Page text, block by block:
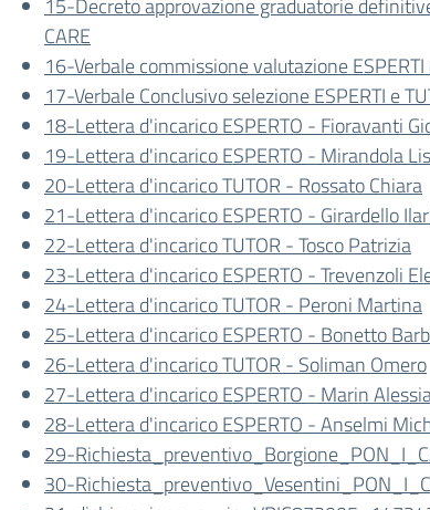
15-Decreto approvazione graduatorie
CARE
16-Verbale commissione valutazione ESPERTI
17-Verbale Conclusivo selezione ESPERTI e
18-Lettera d'incarico ESPERTO - Fioravanti
19-Lettera d'incarico ESPERTO - Mirandola
20-Lettera d'incarico TUTOR - Rossato Chiara
21-Lettera d'incarico ESPERTO - Girardello
22-Lettera d'incarico TUTOR - Tosco Patrizia
23-Lettera d'incarico ESPERTO - Trevenzoli
24-Lettera d'incarico TUTOR - Peroni Martina
25-Lettera d'incarico ESPERTO - Bonetto
26-Lettera d'incarico TUTOR - Soliman Omero
27-Lettera d'incarico ESPERTO - Marin
28-Lettera d'incarico ESPERTO - Anselmi
29-
30-